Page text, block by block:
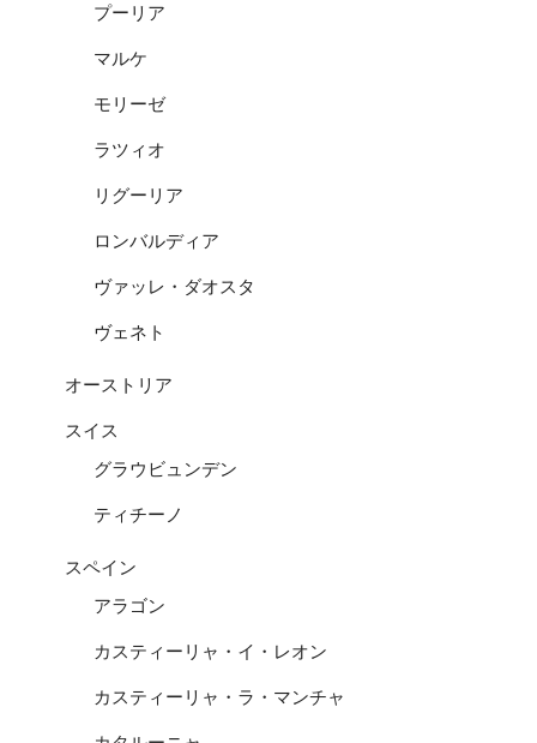
プーリア
マルケ
モリーゼ
ラツィオ
リグーリア
ロンバルディア
ヴァッレ・ダオスタ
ヴェネト
オーストリア
スイス
グラウビュンデン
ティチーノ
スペイン
アラゴン
カスティーリャ・イ・レオン
カスティーリャ・ラ・マンチャ